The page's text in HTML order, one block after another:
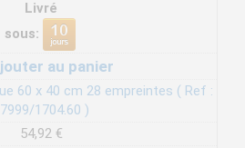
Livré
sous:
au panier
60 x 40 cm 28 empreintes ( Ref :
1704.60 )
54,92 €